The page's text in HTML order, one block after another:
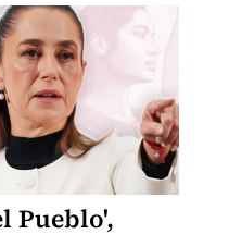
Pueblo',